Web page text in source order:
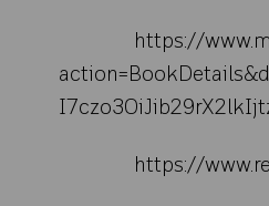
https://
https://